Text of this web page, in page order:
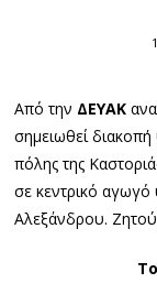
Από την ΔΕΥΑΚ
σημειωθεί
πόλης της
σε κεντρικό
Αλεξάνδρου.